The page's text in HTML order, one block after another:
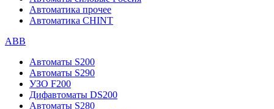
Автоматика прочее
Автоматика CHINT
ABB
Автоматы S200
Автоматы S290
УЗО F200
Дифавтоматы DS200
Автоматы S280